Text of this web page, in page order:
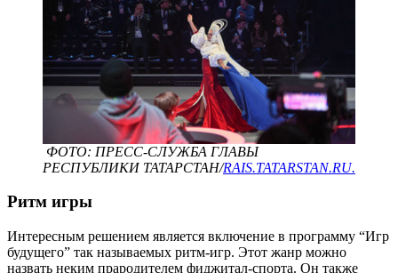
ФОТО: ПРЕСС-СЛУЖБА ГЛАВЫ
РЕСПУБЛИКИ ТАТАРСТАН/RAIS.TATARSTAN.RU.
Ритм игры
Интересным решением является включение в программу “Игр
будущего” так называемых ритм-игр. Этот жанр можно
назвать неким прародителем фиджитал-спорта. Он также